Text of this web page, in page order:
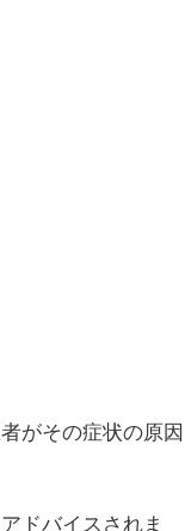
がその症状の原因
ドバイスされま